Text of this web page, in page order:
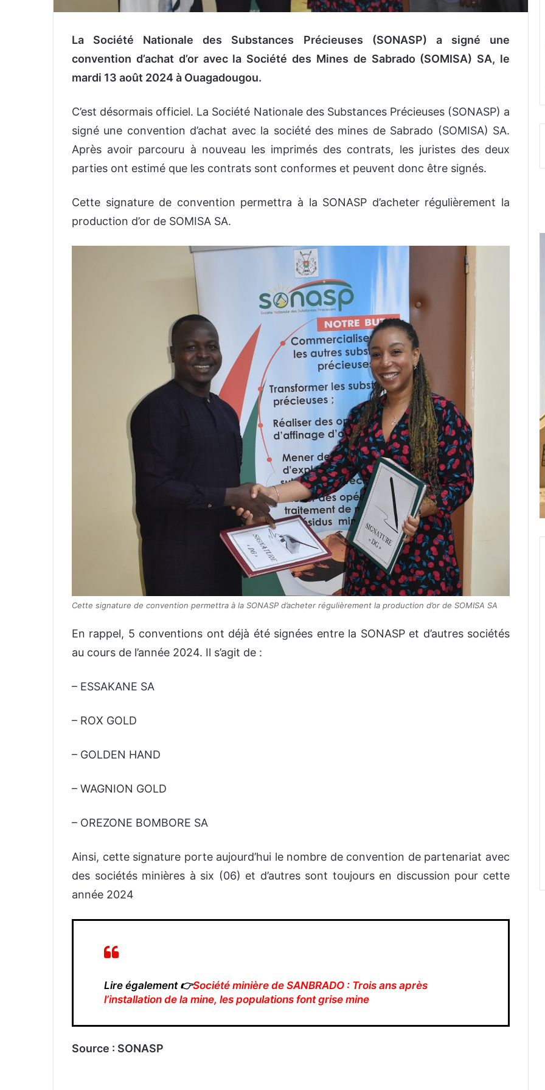
La Société Nationale des Substances Précieuses (SONASP) a signé une
convention d’achat d’or avec la Société des Mines de Sabrado (SOMISA) SA, le
mardi 13 août 2024 à Ouagadougou.
C’est désormais officiel. La Société Nationale des Substances Précieuses (SONASP) a
signé une convention d’achat avec la société des mines de Sabrado (SOMISA) SA.
Après avoir parcouru à nouveau les imprimés des contrats, les juristes des deux
parties ont estimé que les contrats sont conformes et peuvent donc être signés.
Cette signature de convention permettra à la SONASP d’acheter régulièrement la
production d’or de SOMISA SA.
Cette signature de convention permettra à la SONASP d’acheter régulièrement la production d’or de SOMISA SA
En rappel, 5 conventions ont déjà été signées entre la SONASP et d’autres sociétés
au cours de l’année 2024. Il s’agit de :
– ESSAKANE SA
– ROX GOLD
– GOLDEN HAND
– WAGNION GOLD
– OREZONE BOMBORE SA
Ainsi, cette signature porte aujourd’hui le nombre de convention de partenariat avec
des sociétés minières à six (06) et d’autres sont toujours en discussion pour cette
année 2024
Lire également 👉Société minière de SANBRADO : Trois ans après
l’installation de la mine, les populations font grise mine
Source : SONASP